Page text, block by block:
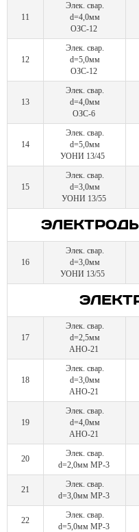
11
Элек. свар.
d=4,0мм
ОЗС-12
12
Элек. свар.
d=5,0мм
ОЗС-12
13
Элек. свар.
d=4,0мм
ОЗС-6
14
Элек. свар.
d=5,0мм
УОНИ 13/45
15
Элек. свар.
d=3,0мм
УОНИ 13/55
16
Элек. свар.
d=3,0мм
УОНИ 13/55
17
Элек. свар.
d=2,5мм
АНО-21
18
Элек. свар.
d=3,0мм
АНО-21
19
Элек. свар.
d=4,0мм
АНО-21
20
Элек. свар.
d=2,0мм МР-3
21
Элек. свар.
d=3,0мм МР-3
22
Элек. свар.
d=5,0мм МР-3